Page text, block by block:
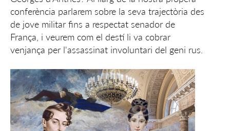
conferència parlarem sobre la seva trajectòria des
de jove militar fins a respectat senador de
França, i veurem com el destí li va cobrar
venjança per l'assassinat involuntari del geni rus.